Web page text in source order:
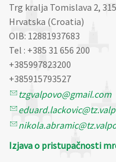
Trg kralja Tomislava 2,
Hrvatska (Croatia)
OIB: 12881937683
Tel : +385 31 656 200
+385997823200
+385915793527
tzgvalpovo@gmail.com
Izjava o pristupačnosti